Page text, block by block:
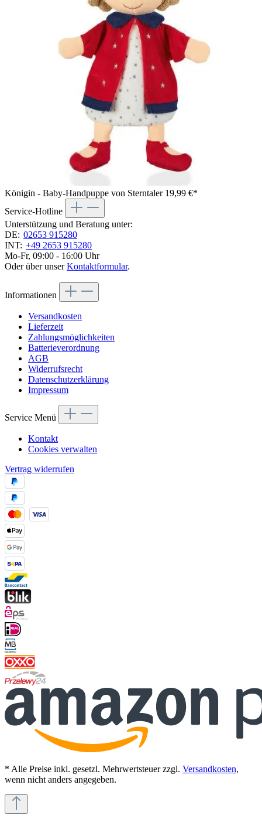
Königin - Baby-Handpuppe von Sterntaler 19,99 €*
Service-Hotline
Unterstützung und Beratung unter:
DE: 02653 915280
INT: +49 2653 915280
Mo-Fr, 09:00 - 16:00 Uhr
Oder über unserKontaktformular.
Informationen
Versandkosten
Lieferzeit
Zahlungsmöglichkeiten
Batterieverordnung
AGB
Widerrufsrecht
Datenschutzerklärung
Impressum
Service Menü
Kontakt
Cookies verwalten
Vertrag widerrufen
* Alle Preise inkl. gesetzl. Mehrwertsteuer zzgl. Versandkosten,
wenn nicht anders angegeben.